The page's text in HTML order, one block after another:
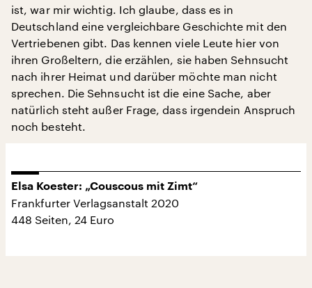
ist, war mir wichtig. Ich glaube, dass es in
Deutschland eine vergleichbare Geschichte mit den
Vertriebenen gibt. Das kennen viele Leute hier von
ihren Großeltern, die erzählen, sie haben Sehnsucht
nach ihrer Heimat und darüber möchte man nicht
sprechen. Die Sehnsucht ist die eine Sache, aber
natürlich steht außer Frage, dass irgendein Anspruch
noch besteht.
Elsa Koester: „Couscous mit Zimt“
Frankfurter Verlagsanstalt 2020
448 Seiten, 24 Euro